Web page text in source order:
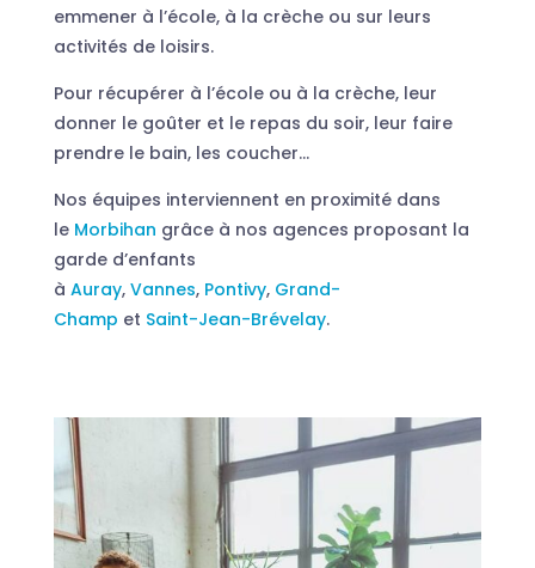
emmener à l’école, à la crèche ou sur leurs
activités de loisirs.
Pour récupérer à l’école ou à la crèche, leur
donner le goûter et le repas du soir, leur faire
prendre le bain, les coucher…
Nos équipes interviennent en proximité dans
le Morbihan grâce à nos agences proposant la
garde d’enfants
à Auray, Vannes, Pontivy, Grand-
Champ et Saint-Jean-Brévelay.